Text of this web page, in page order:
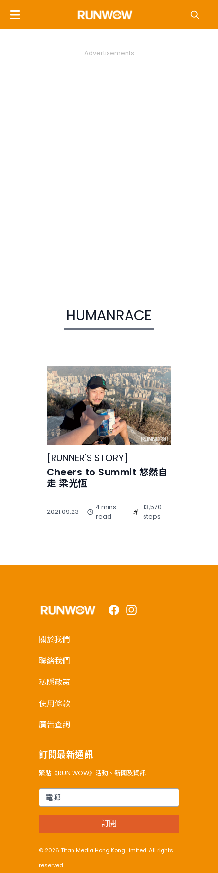
Advertisements
HUMANRACE
RUNNER'S STORY
Cheers to Summit 悠然自
走 梁光恆
2021.09.23
4 mins
read
13,570
steps
FacebookInstagram
關於我們
聯絡我們
私隱政策
使用條款
廣告查詢
訂閱最新通訊
緊貼《RUN WOW》活動、新聞及資訊
電郵
訂閱
© 2026 Titan Media Hong Kong Limited. All rights
reserved.